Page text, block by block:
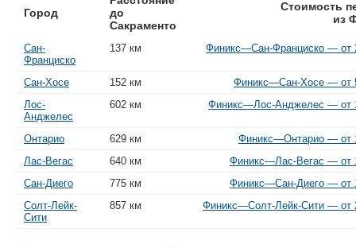
Город
до
Сакраменто
Стоимость
из
Сан-
Франциско
137 км Финикс—Сан-Франциско — от
Сан-Хосе 152 км
Финикс—Сан-Хосе — от
Лос-
Анджелес
602 км Финикс—Лос-Анджелес — от
Онтарио 629 км
Финикс—Онтарио — от
Лас-Вегас
640 км
Финикс—Лас-Вегас — от
Сан-Диего
775 км
Финикс—Сан-Диего — от
Солт-Лейк-
Сити
857 км Финикс—Солт-Лейк-Сити — от